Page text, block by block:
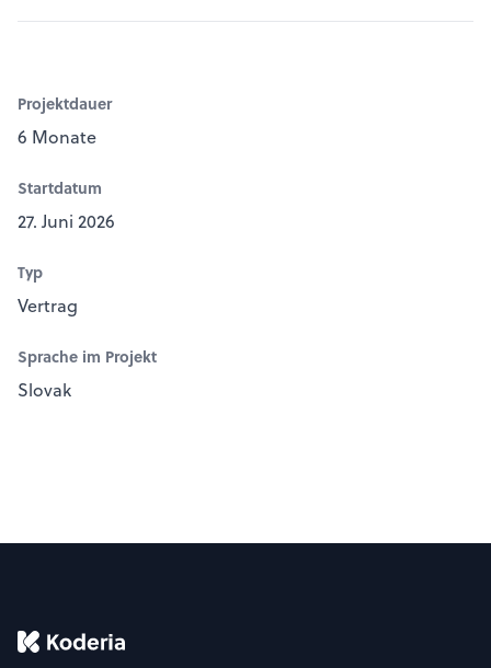
Projektdauer
6 Monate
Startdatum
27. Juni 2026
Typ
Vertrag
Sprache im Projekt
Slovak